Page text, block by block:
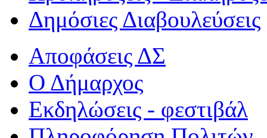
Δημόσιες Διαβουλεύσεις
Αποφάσεις ΔΣ
Ο Δήμαρχος
Εκδηλώσεις - φεστιβάλ